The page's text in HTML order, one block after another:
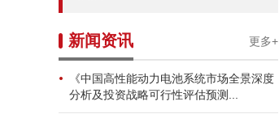
新闻资讯 更多+
《中国高性能动力电池系统市场全景深度
分析及投资战略可行性评估预测...